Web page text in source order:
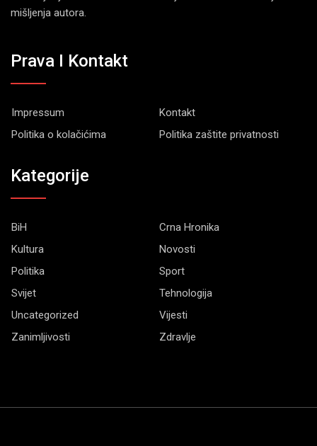
mišljenja autora.
Prava I Kontakt
Impressum
Kontakt
Politika o kolačićima
Politika zaštite privatnosti
Kategorije
BiH
Crna Hronika
Kultura
Novosti
Politika
Sport
Svijet
Tehnologija
Uncategorized
Vijesti
Zanimljivosti
Zdravlje